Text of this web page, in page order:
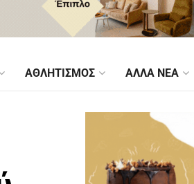
ΑΘΛΗΤΙΣΜΌΣ ΆΛΛΑ ΝΈΑ